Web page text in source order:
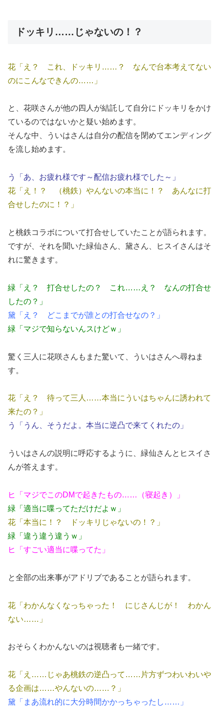
ドッキリ……じゃないの！？
花「え？ これ、ドッキリ……？ なんで台本考えてない
のにこんなできんの……」
と、花咲さんが他の四人が結託して自分にドッキリをかけ
ているのではないかと疑い始めます。
そんな中、ういはさんは自分の配信を閉めてエンディング
を流し始めます。
う「あ、お疲れ様です～配信お疲れ様でした～」
花「え！？ （桃鉄）やんないの本当に！？ あんなに打
合せしたのに！？」
と桃鉄コラボについて打合せしていたことが語られます。
ですが、それを聞いた緑仙さん、黛さん、ヒスイさんはそ
れに驚きます。
緑「え？ 打合せしたの？ これ……え？ なんの打合せ
したの？」
黛「え？ どこまでが誰との打合せなの？」
緑「マジで知らないんスけどｗ」
驚く三人に花咲さんもまた驚いて、ういはさんへ尋ねま
す。
花「え？ 待って三人……本当にういはちゃんに誘われて
来たの？」
う「うん、そうだよ。本当に逆凸で来てくれたの」
ういはさんの説明に呼応するように、緑仙さんとヒスイさ
んが答えます。
ヒ「マジでこのDMで起きたもの……（寝起き）」
緑「適当に喋ってただけだよｗ」
花「本当に！？ ドッキリじゃないの！？」
緑「違う違う違うｗ」
ヒ「すごい適当に喋ってた」
と全部の出来事がアドリブであることが語られます。
花「わかんなくなっちゃった！ にじさんじが！ わかん
ない……」
おそらくわかんないのは視聴者も一緒です。
花「え……じゃあ桃鉄の逆凸って……片方ずつわいわいや
る企画は……やんないの……？」
黛「まあ流れ的に大分時間かかっちゃったし……」